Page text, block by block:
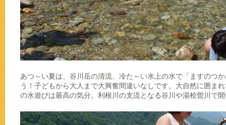
あつ～い夏は、谷川岳の清流、冷た～い水上の水で「ますのつ
う！子どもから大人まで大興奮間違いなしです。大自然に囲ま
の水遊びは最高の気分。利根川の支流となる谷川や湯桧曽川で